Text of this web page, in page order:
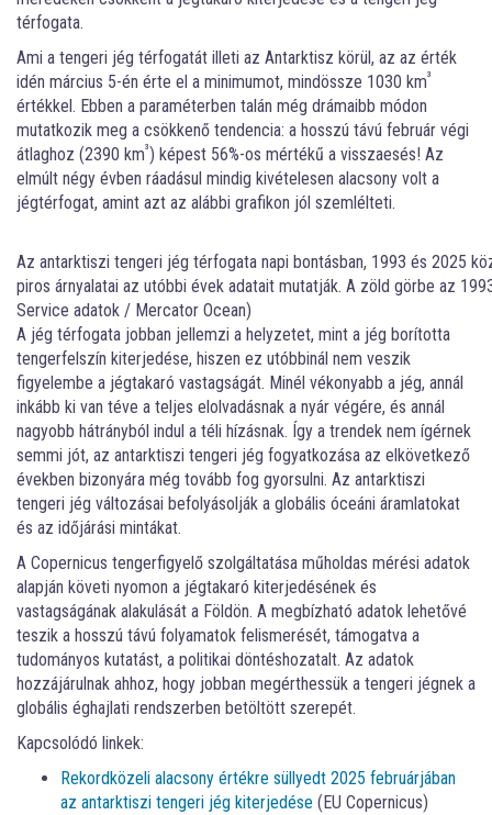
térfogata.
Ami a tengeri jég térfogatát illeti az Antarktisz körül, az az érték
idén március 5-én érte el a minimumot, mindössze 1030 km³
értékkel. Ebben a paraméterben talán még drámaibb módon
mutatkozik meg a csökkenő tendencia: a hosszú távú február végi
átlaghoz (2390 km³) képest 56%-os mértékű a visszaesés! Az
elmúlt négy évben ráadásul mindig kivételesen alacsony volt a
jégtérfogat, amint azt az alábbi grafikon jól szemlélteti.
Az antarktiszi tengeri jég térfogata napi bontásban, 1993 és 2025
piros árnyalatai az utóbbi évek adatait mutatják. A zöld görbe az
Service adatok / Mercator Ocean)
A jég térfogata jobban jellemzi a helyzetet, mint a jég borította
tengerfelszín kiterjedése, hiszen ez utóbbinál nem veszik
figyelembe a jégtakaró vastagságát. Minél vékonyabb a jég, annál
inkább ki van téve a teljes elolvadásnak a nyár végére, és annál
nagyobb hátrányból indul a téli hízásnak. Így a trendek nem ígérnek
semmi jót, az antarktiszi tengeri jég fogyatkozása az elkövetkező
években bizonyára még tovább fog gyorsulni. Az antarktiszi
tengeri jég változásai befolyásolják a globális óceáni áramlatokat
és az időjárási mintákat.
A Copernicus tengerfigyelő szolgáltatása műholdas mérési adatok
alapján követi nyomon a jégtakaró kiterjedésének és
vastagságának alakulását a Földön. A megbízható adatok lehetővé
teszik a hosszú távú folyamatok felismerését, támogatva a
tudományos kutatást, a politikai döntéshozatalt. Az adatok
hozzájárulnak ahhoz, hogy jobban megérthessük a tengeri jégnek a
globális éghajlati rendszerben betöltött szerepét.
Kapcsolódó linkek:
Rekordközeli alacsony értékre süllyedt 2025 februárjában
az antarktiszi tengeri jég kiterjedése (EU Copernicus)